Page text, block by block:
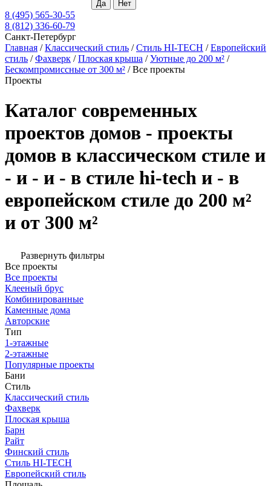
8 (495) 565-30-55
8 (812) 336-60-79
Санкт-Петербург
Главная /Классический стиль /Стиль HI-TECH /Европейский
стиль /Фахверк /Плоская крыша /Уютные до 200 м² /
Бескомпромиссные от 300 м² /Все проекты
Проекты
Каталог современных
проектов домов - проекты
домов в классическом стиле и
- и - и - в стиле hi-tech и - в
европейском стиле до 200 м²
и от 300 м²
Развернуть фильтры
Все проекты
Все проекты
Клееный брус
Комбинированные
Каменные дома
Авторские
Тип
1-этажные
2-этажные
Популярные проекты
Бани
Стиль
Классический стиль
Фахверк
Плоская крыша
Барн
Райт
Финский стиль
Стиль HI-TECH
Европейский стиль